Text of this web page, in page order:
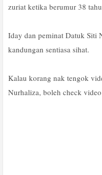
zuriat ketika berumur 38
Iday dan peminat Datuk Siti
kandungan sentiasa sihat.
Kalau korang nak tengok
Nurhaliza, boleh check